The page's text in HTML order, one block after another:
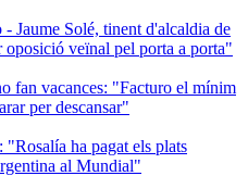
Jaume Solé, tinent d'alcaldia de
oposició veïnal pel porta a porta"
fan vacances: "Facturo el mínim
per descansar"
ha pagat els plats
al Mundial"